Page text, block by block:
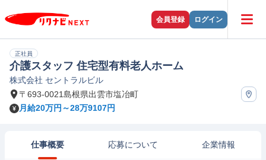
会員登録 ログイン
正社員
介護スタッフ 住宅型有料老人ホーム
株式会社 セントラルビル
〒693-0021島根県出雲市塩冶町
月給20万円～28万9107円
仕事概要 応募について 企業情報